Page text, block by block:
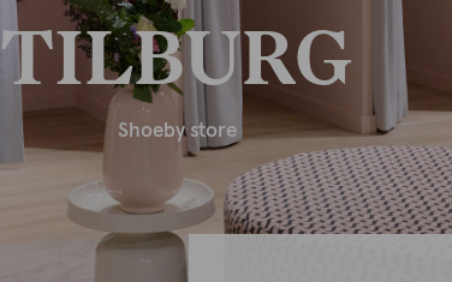
TILBURG
Shoeby store